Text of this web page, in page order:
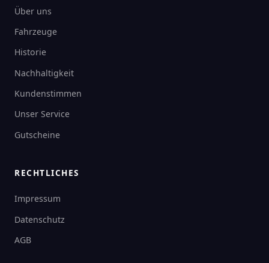
Über uns
Fahrzeuge
Historie
Nachhaltigkeit
Kundenstimmen
Unser Service
Gutscheine
RECHTLICHES
Impressum
Datenschutz
AGB